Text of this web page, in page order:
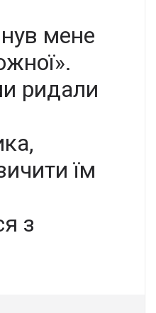
мене
ридали
їм
з